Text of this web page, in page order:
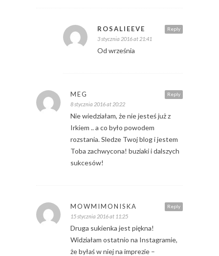
Reply
ROSALIEEVE
3 stycznia 2016 at 21:41
Od września
Reply
MEG
8 stycznia 2016 at 20:22
Nie wiedziałam, że nie jesteś już z
Irkiem .. a co było powodem
rozstania. Sledze Twoj blog i jestem
Toba zachwycona! buziaki i dalszych
sukcesów!
Reply
MOWMIMONISKA
15 stycznia 2016 at 11:25
Druga sukienka jest piękna!
Widziałam ostatnio na Instagramie,
że byłaś w niej na imprezie –